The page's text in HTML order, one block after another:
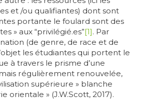
et /ou qualifiantes) dont sont
portante le foulard sont des
» aux “privilégié.es”[1]. Par
(de genre, de race et de
les étudiantes qui portent le
à travers le prisme d’une
régulièrement renouvelée,
supérieure » blanche
orientale » (J.W.Scott, 2017).